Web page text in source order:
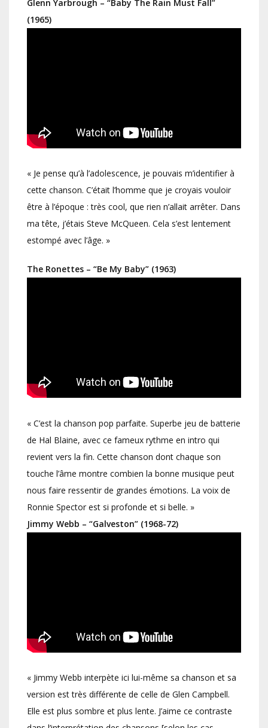
Glenn Yarbrough – “Baby The Rain Must Fall”
(1965)
« Je pense qu’à l’adolescence, je pouvais m’identifier à
cette chanson. C’était l’homme que je croyais vouloir
être à l’époque : très cool, que rien n’allait arrêter. Dans
ma tête, j’étais Steve McQueen. Cela s’est lentement
estompé avec l’âge. »
The Ronettes – “Be My Baby” (1963)
« C’est la chanson pop parfaite. Superbe jeu de batterie
de Hal Blaine, avec ce fameux rythme en intro qui
revient vers la fin. Cette chanson dont chaque son
touche l’âme montre combien la bonne musique peut
nous faire ressentir de grandes émotions. La voix de
Ronnie Spector est si profonde et si belle. »
Jimmy Webb – “Galveston” (1968-72)
« Jimmy Webb interpète ici lui-même sa chanson et sa
version est très différente de celle de Glen Campbell.
Elle est plus sombre et plus lente. J’aime ce contraste